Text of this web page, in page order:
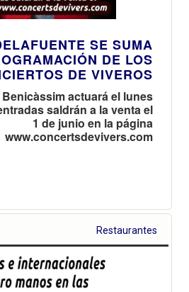
SE SUMA
DE LOS
DE VIVEROS
actuará el lunes
saldrán a la venta el
1 de junio en la página
www.concertsdevivers.com
Restaurantes